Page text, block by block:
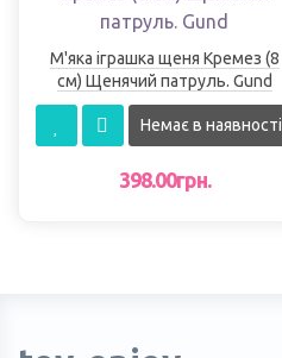
М'яка іграшка щеня Кремез (8
см) Щенячий патруль. Gund
Немає в наявності
398.00грн.